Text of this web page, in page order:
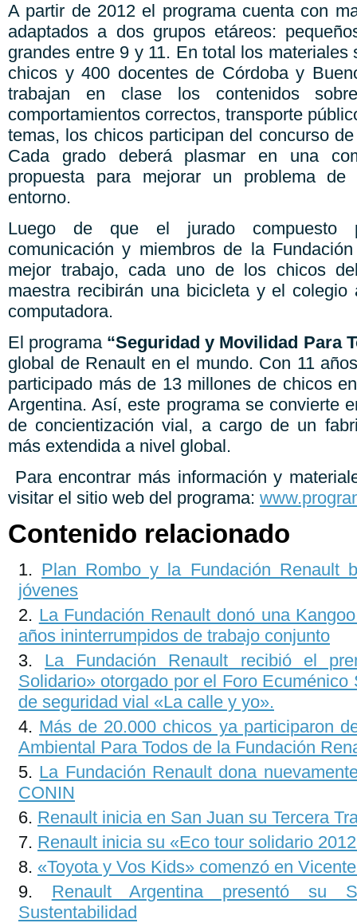
A partir de 2012 el programa cuenta con
adaptados a dos grupos etáreos:
grandes entre 9 y 11. En total los materiales
chicos y 400 docentes de Córdoba y
trabajan en clase los contenidos
comportamientos correctos, transporte
temas, los chicos participan del concurso
Cada grado deberá plasmar en una
propuesta para mejorar un problema
entorno.
Luego de que el jurado compuesto
comunicación y miembros de la
mejor trabajo, cada uno de los chicos
maestra recibirán una bicicleta y el colegio
computadora.
El programa “Seguridad y Movilidad Para
global de Renault en el mundo. Con 11
participado más de 13 millones de chicos
Argentina. Así, este programa se convierte
de concientización vial, a cargo de un
más extendida a nivel global.
Para encontrar más información y
visitar el sitio web del programa:
Contenido relacionado
Plan Rombo y la Fundación Renault
jóvenes
La Fundación Renault donó una
años ininterrumpidos de trabajo conjunto
La Fundación Renault recibió el
Solidario» otorgado por el Foro Ecuménico
de seguridad vial «La calle y yo».
Más de 20.000 chicos ya participaron
Ambiental Para Todos de la Fundación
La Fundación Renault dona
CONIN
Renault inicia en San Juan su Tercera
Renault inicia su «Eco tour solidario
«Toyota y Vos Kids» comenzó en
Renault Argentina presentó su
Sustentabilidad